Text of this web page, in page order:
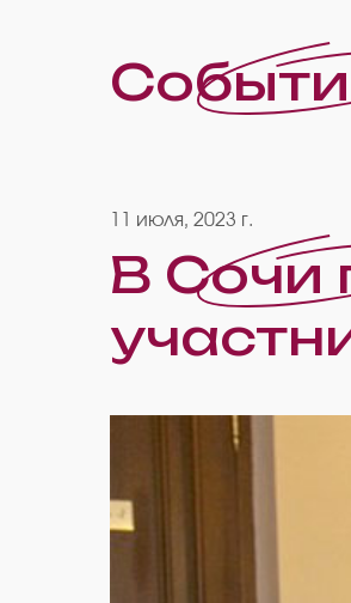
11 июля, 2023 г.
В Сочи